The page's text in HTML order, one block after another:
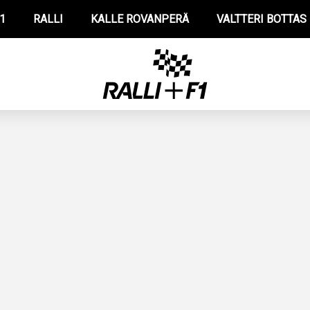
RALLI KALLE ROVANPERÄ VALTTERI BOTTAS